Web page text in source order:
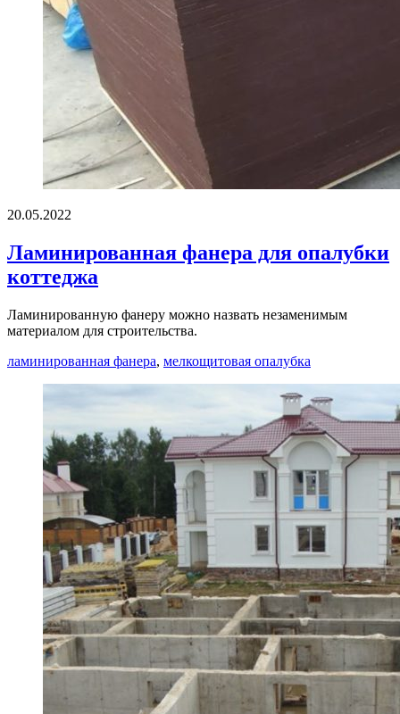
20.05.2022
Ламинированная фанера для опалубки
коттеджа
Ламинированную фанеру можно назвать незаменимым
материалом для строительства.
ламинированная фанера, мелкощитовая опалубка